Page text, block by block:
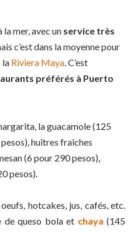
la mer, avec un service très
c’est dans la moyenne pour
la Riviera Maya. C’est
préférés à Puerto
la guacamole (125
huîtres fraîches
(6 pour 290 pesos),
pesos).
hotcakes, jus, cafés, etc.
de queso bola et chaya (145